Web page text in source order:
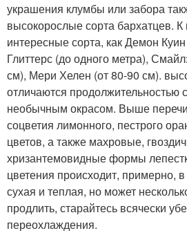
украшения клумбы или забора
высокорослые сорта бархатцев. К
интересные сорта, как Демон
Глиттерс (до одного метра),
см), Мери Хелен (от 80-90 см).
отличаются продолжительностью
необычным окрасом. Выше
соцветия лимонного, пестрого
цветов, а также махровые,
хризантемовидные формы
цветения происходит, примерно,
сухая и теплая, но может
продлить, старайтесь всячески
переохлаждения.